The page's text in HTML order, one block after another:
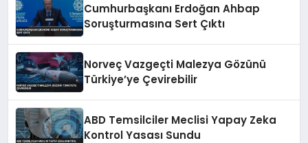
Cumhurbaşkanı Erdoğan Ahbap
Soruşturmasına Sert Çıktı
Norveç Vazgeçti Malezya Gözünü
Türkiye’ye Çevirebilir
ABD Temsilciler Meclisi Yapay Zeka
Kontrol Yasası Sundu